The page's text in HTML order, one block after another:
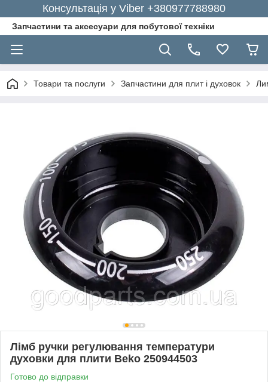
Консультація у Viber +380977788980
Запчастини та аксесуари для побутової техніки
Товари та послуги Запчастини для плит і духовок
Лімб ручки регулювання температури
духовки для плити Beko 250944503
Готово до відправки